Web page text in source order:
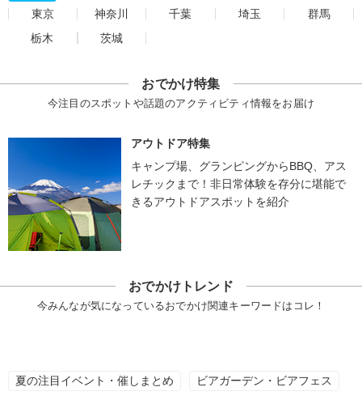
東京
神奈川 千葉 埼玉
群馬
栃木
茨城
おでかけ特集
今注目のスポットや話題のアクティビティ情報をお届け
アウトドア特集
キャンプ場、グランピングからBBQ、アス
レチックまで！非日常体験を存分に堪能で
きるアウトドアスポットを紹介
おでかけトレンド
今みんなが気になっているおでかけ関連キーワードはコレ！
夏の注目イベント・催しまとめ ビアガーデン・ビアフェス